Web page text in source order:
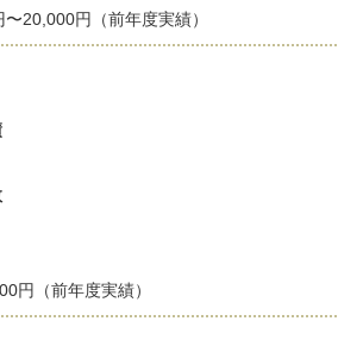
20,000円（前年度実績）
円（前年度実績）